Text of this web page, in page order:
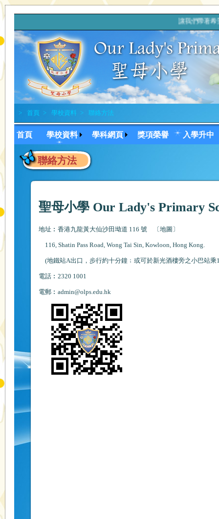
讓我們帶著
> 首頁 > 學校資料 > 聯絡方法
首頁 學校資料 學科網頁 獎項榮譽 入學升中
聯絡方法
聖母小學 Our Lady's Primary
地址︰香港九龍黃大仙沙田坳道 116 號 〔地圖 〕
116, Shatin Pass Road, Wong Tai Sin, Kowloon, Hong Kong.
(地鐵站A出口，步行約十分鐘﹔或可於新光酒樓旁之小巴站
電話︰2320 1001
電郵︰ admin@olps.edu.hk